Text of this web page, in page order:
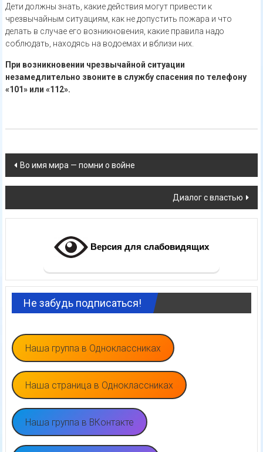
Дети должны знать, какие действия могут привести к
чрезвычайным ситуациям, как не допустить пожара и что
делать в случае его возникновения, какие правила надо
соблюдать, находясь на водоемах и вблизи них.
При возникновении чрезвычайной ситуации
незамедлительно звоните в службу спасения по телефону
«101» или «112».
Навигация
по
записям
Во имя мира — помни о войне
Диалог с властью
Версия для слабовидящих
Не забудь подписаться!
Наша группа в Одноклассниках
Наша страница в Одноклассниках
Наша группа в ВКонтакте